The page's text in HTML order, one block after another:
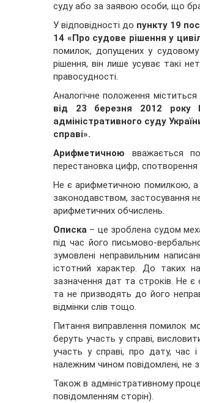
суду або за заявою особи, що
У відповідності до пункту 19
14 «Про судове рішення у
помилок, допущених у судовому
рішення, він лише усуває такі
правосудності.
Аналогічне положення міститься
від 23 березня 2012
адміністративного суду
справі».
Арифметичною вважається
перестановка цифр, спотворення
Не є арифметичною помилкою, а
законодавством, застосування
арифметичних обчислень.
Описка – це зроблена судом
під час його письмово-
зумовлені неправильним
істотний характер. До таких
зазначення дат та строків. Не
та не призводять до його
відмінки слів тощо.
Питання виправлення помилок
беруть участь у справі,
участь у справі, про дату, час
належним чином повідомлені, не
Також в адміністративному
повідомленням сторін).